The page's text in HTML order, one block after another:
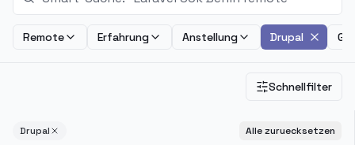
Remote Erfahrung Anstellung Drupal
Schnellfilter
Drupal Alle zuruecksetzen